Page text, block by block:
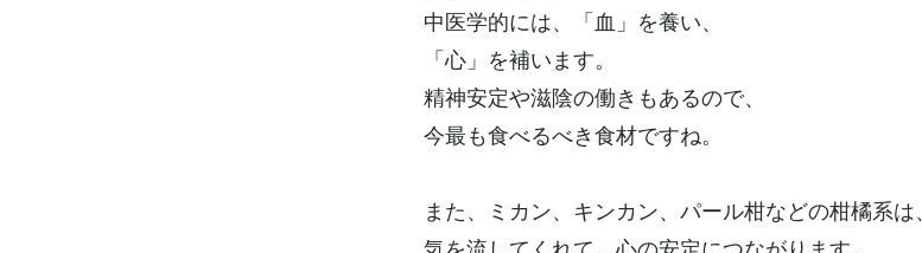
中医学的には、「血」を養い、
「心」を補います。
精神安定や滋陰の働きもあるので、
今最も食べるべき食材ですね。
また、ミカン、キンカン、パール柑などの柑橘系は、